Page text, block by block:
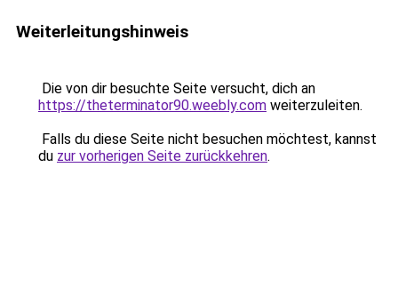
Weiterleitungshinweis
Die von dir besuchte Seite versucht, dich an
https://theterminator90.weebly.com weiterzuleiten.
Falls du diese Seite nicht besuchen möchtest, kannst
du zur vorherigen Seite zurückkehren.